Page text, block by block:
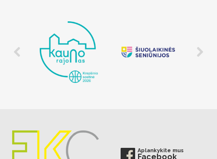
Aplankykite mus
Facebook